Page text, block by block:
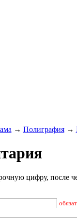
→ Полиграфия→
цифру, после